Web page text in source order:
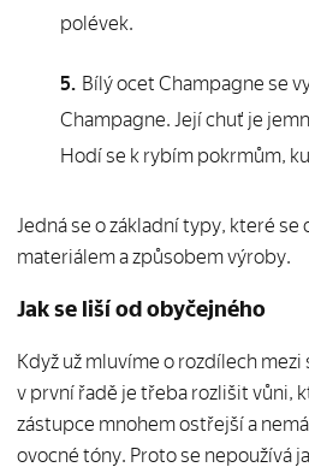
polévek.
Bílý ocet Champagne se
Champagne. Její chuť je
Hodí se k rybím pokrmům,
Jedná se o základní typy, které
materiálem a způsobem výroby.
Jak se liší od obyčejného
Když už mluvíme o rozdílech
v první řadě je třeba rozlišit vůni,
zástupce mnohem ostřejší a
ovocné tóny. Proto se nepoužívá